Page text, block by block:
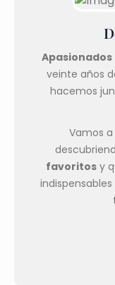
Apasionados
veinte años
hacemos
Vamos
favoritosy